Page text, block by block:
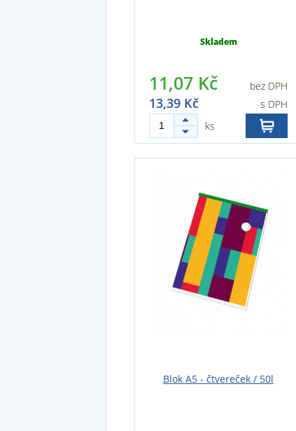
Skladem
11,07 Kč bez DPH
13,39 Kč
s DPH
ks
Blok A5 - čtvereček / 50l